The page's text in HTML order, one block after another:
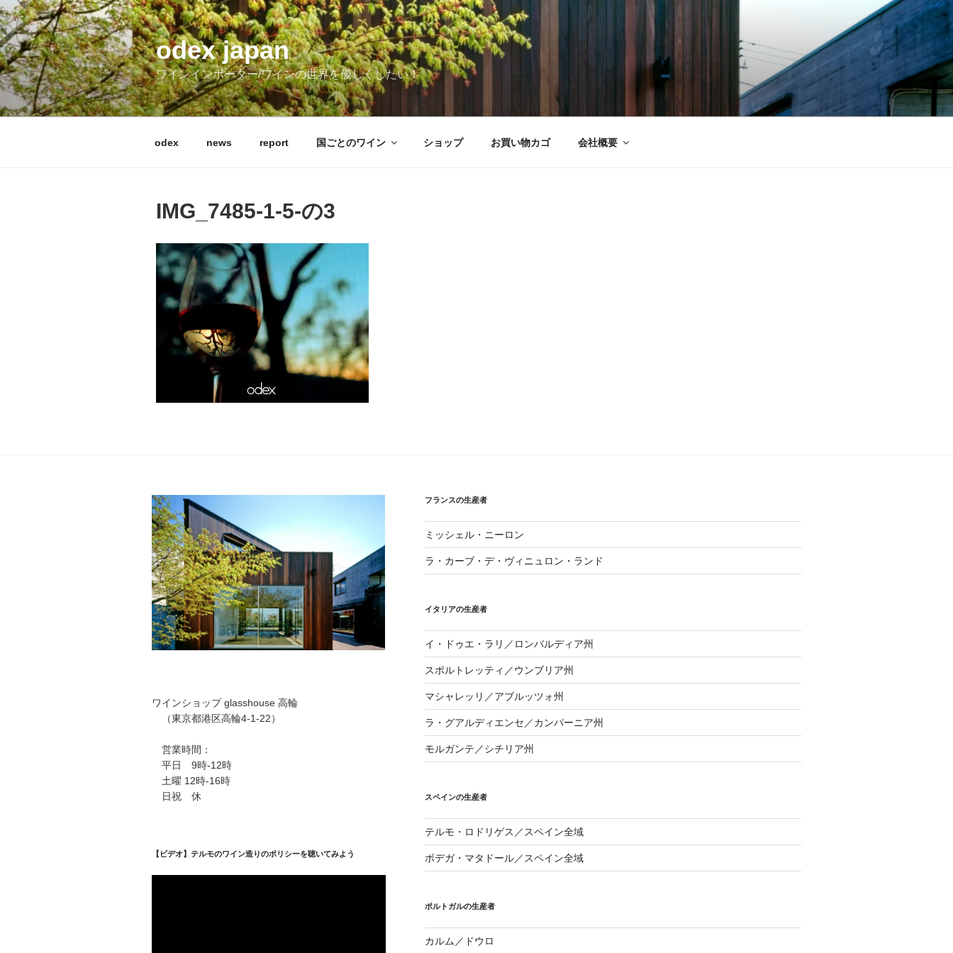
コ
ン
テ
ン
ツ
へ
ス
odex japan
ワインインポーター/ワインの世界を優しくしたい！
odex news report 国ごとのワイン ショップ お買い物カゴ 会社概要
IMG_7485-1-5-の3
ワインショップ glasshouse 高輪
（東京都港区高輪4-1-22）
営業時間：
平日 9時-12時
土曜 12時-16時
日祝 休
【ビデオ】テルモのワイン造りのポリシーを聴いてみよう
フランスの生産者
ミッシェル・ニーロン
ラ・カーブ・デ・ヴィニュロン・ランド
イタリアの生産者
イ・ドゥエ・ラリ／ロンバルディア州
スポルトレッティ／ウンブリア州
マシャレッリ／アブルッツォ州
ラ・グアルディエンセ／カンパーニア州
モルガンテ／シチリア州
スペインの生産者
テルモ・ロドリゲス／スペイン全域
ボデガ・マタドール／スペイン全域
ポルトガルの生産者
カルム／ドウロ